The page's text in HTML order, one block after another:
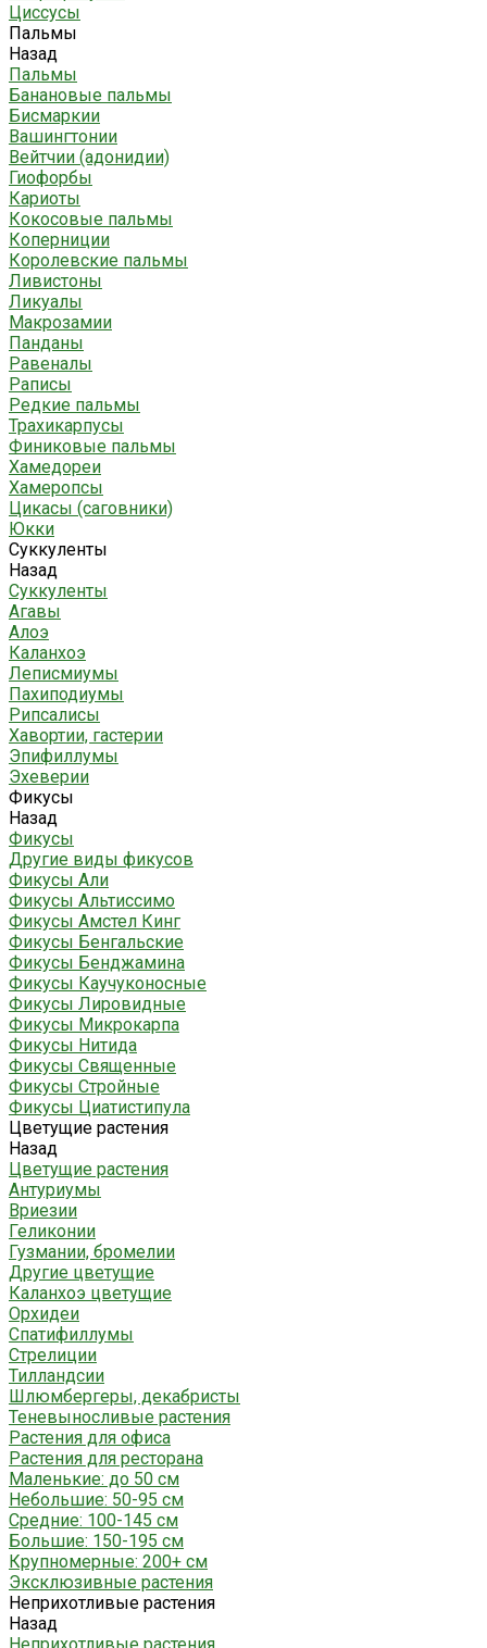
Циссусы
Пальмы
Назад
Пальмы
Банановые пальмы
Бисмаркии
Вашингтонии
Вейтчии (адонидии)
Гиофорбы
Кариоты
Кокосовые пальмы
Коперниции
Королевские пальмы
Ливистоны
Ликуалы
Макрозамии
Панданы
Равеналы
Раписы
Редкие пальмы
Трахикарпусы
Финиковые пальмы
Хамедореи
Хамеропсы
Цикасы (саговники)
Юкки
Суккуленты
Назад
Суккуленты
Агавы
Алоэ
Каланхоэ
Леписмиумы
Пахиподиумы
Рипсалисы
Хавортии, гастерии
Эпифиллумы
Эхеверии
Фикусы
Назад
Фикусы
Другие виды фикусов
Фикусы Али
Фикусы Альтиссимо
Фикусы Амстел Кинг
Фикусы Бенгальские
Фикусы Бенджамина
Фикусы Каучуконосные
Фикусы Лировидные
Фикусы Микрокарпа
Фикусы Нитида
Фикусы Священные
Фикусы Стройные
Фикусы Циатистипула
Цветущие растения
Назад
Цветущие растения
Антуриумы
Вриезии
Геликонии
Гузмании, бромелии
Другие цветущие
Каланхоэ цветущие
Орхидеи
Спатифиллумы
Стрелиции
Тилландсии
Шлюмбергеры, декабристы
Теневыносливые растения
Растения для офиса
Растения для ресторана
Маленькие: до 50 см
Небольшие: 50-95 см
Средние: 100-145 см
Большие: 150-195 см
Крупномерные: 200+ см
Эксклюзивные растения
Неприхотливые растения
Назад